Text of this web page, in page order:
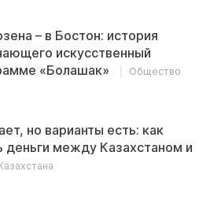
– в Бостон: история
искусственный
«Болашак»
Общество
но варианты есть: как
деньги между Казахстаном и